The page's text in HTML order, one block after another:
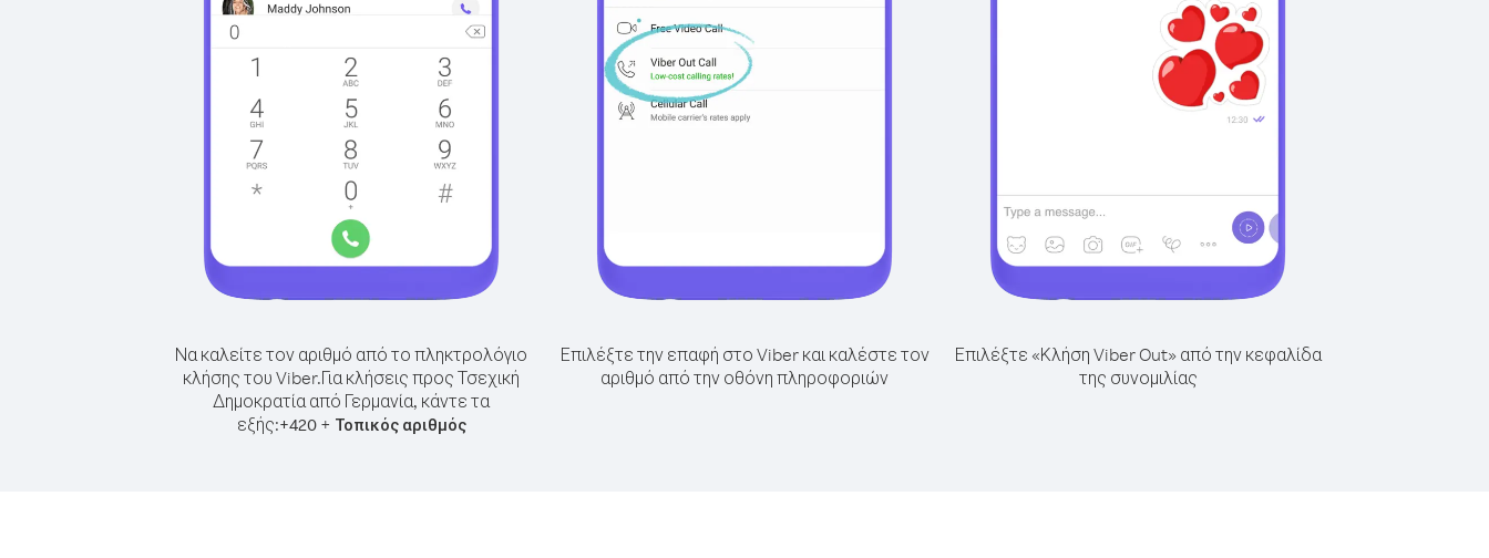
Να καλείτε τον αριθμό από το πληκτρολόγιο
κλήσης του Viber.Για κλήσεις προς Τσεχική
Δημοκρατία από Γερμανία, κάντε τα
εξής:+420+ Τοπικός αριθμός
Επιλέξτε την επαφή στο Viber και καλέστε τον
αριθμό από την οθόνη πληροφοριών
Επιλέξτε «Κλήση Viber Out» από την κεφαλίδα
της συνομιλίας